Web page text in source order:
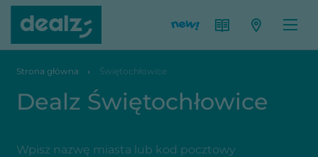
Strona główna Świętochłowice
Dealz Świętochłowice
Wpisz nazwę miasta lub kod pocztowy